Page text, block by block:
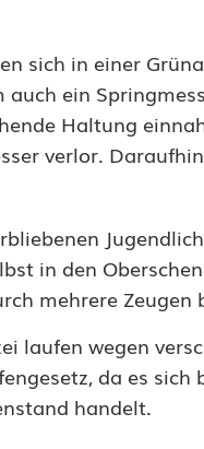
sich in einer
ein
Haltung
verlor.
in den
mehrere Zeugen
laufen wegen
da es
handelt.